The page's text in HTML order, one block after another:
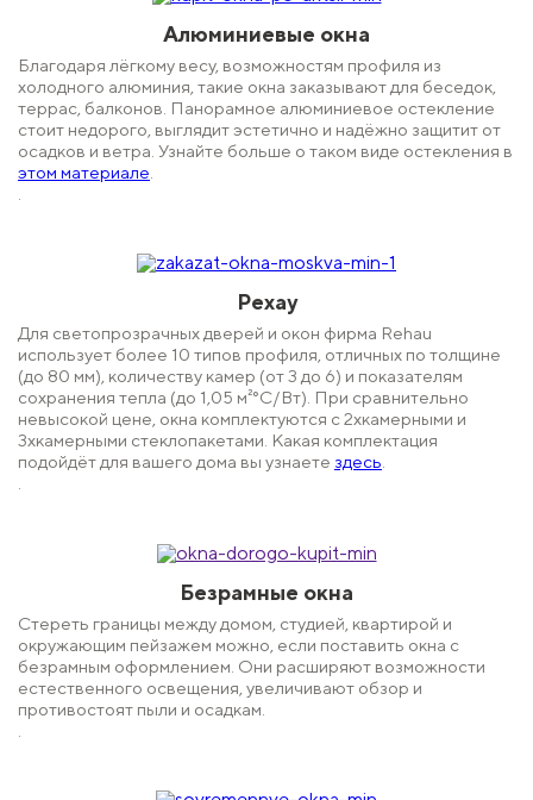
Алюминиевые окна
Благодаря лёгкому весу, возможностям профиля из
холодного алюминия, такие окна заказывают для беседок,
террас, балконов. Панорамное алюминиевое остекление
стоит недорого, выглядит эстетично и надёжно защитит от
осадков и ветра. Узнайте больше о таком виде остекления в
этом материале
Рехау
Для светопрозрачных дверей и окон фирма Rehau
использует более 10 типов профиля, отличных по толщине
(до 80 мм), количеству камер (от 3 до 6) и показателям
сохранения тепла (до 1,05 м²°C/Вт). При сравнительно
невысокой цене, окна комплектуются с 2хкамерными и
3хкамерными стеклопакетами. Какая комплектация
подойдёт для вашего дома вы узнаете здесь.
.
Безрамные окна
Стереть границы между домом, студией, квартирой и
окружающим пейзажем можно, если поставить окна с
безрамным оформлением. Они расширяют возможности
естественного освещения, увеличивают обзор и
противостоят пыли и осадкам.